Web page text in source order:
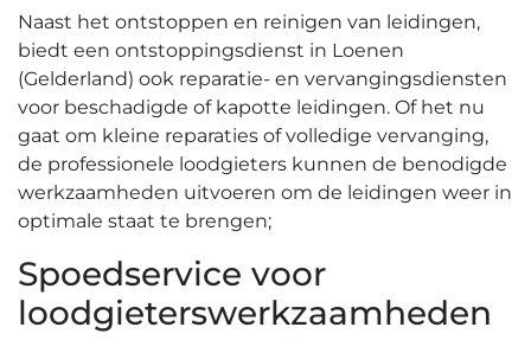
Naast het ontstoppen en reinigen van leidingen‚
biedt een ontstoppingsdienst in Loenen
(Gelderland) ook reparatie- en vervangingsdiensten
voor beschadigde of kapotte leidingen.​ Of het nu
gaat om kleine reparaties of volledige vervanging‚
de professionele loodgieters kunnen de benodigde
werkzaamheden uitvoeren om de leidingen weer in
optimale staat te brengen;
Spoedservice voor
loodgieterswerkzaamheden